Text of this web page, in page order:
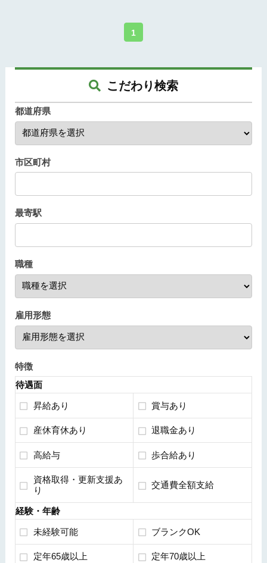
1
こだわり検索
都道府県
市区町村
最寄駅
職種
雇用形態
特徴
待遇面
昇給あり 賞与あり
産休育休あり 退職金あり
高給与 歩合給あり
資格取得・更新支援あ
り
交通費全額支給
経験・年齢
未経験可能 ブランクOK
定年65歳以上 定年70歳以上